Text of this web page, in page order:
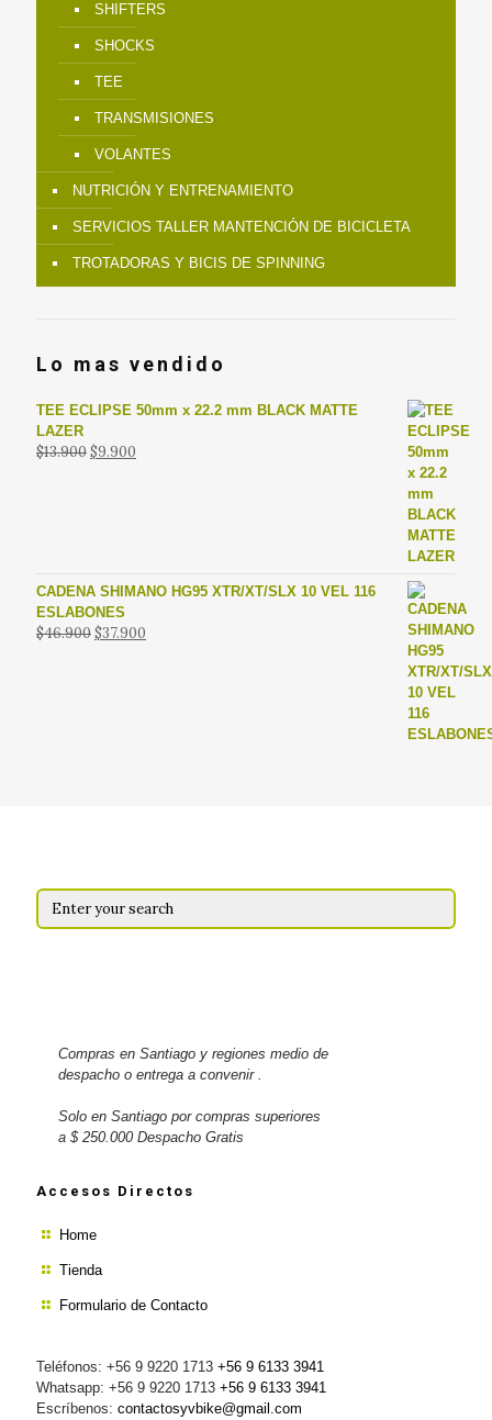
SHIFTERS
SHOCKS
TEE
TRANSMISIONES
VOLANTES
NUTRICIÓN Y ENTRENAMIENTO
SERVICIOS TALLER MANTENCIÓN DE BICICLETA
TROTADORAS Y BICIS DE SPINNING
Lo mas vendido
TEE ECLIPSE 50mm x 22.2 mm BLACK MATTE
LAZER
$13.900El
$9.900
CADENA SHIMANO HG95 XTR/XT/SLX 10 VEL 116
ESLABONES
$46.900El
$37.900
Compras en Santiago y regiones medio de
despacho o entrega a convenir .
Solo en Santiago por compras superiores
a $ 250.000 Despacho Gratis
Accesos Directos
Home
Tienda
Formulario de Contacto
Teléfonos: +56 9 9220 1713 +56 9 6133 3941
Whatsapp: +56 9 9220 1713 +56 9 6133 3941
Escríbenos: contactosyvbike@gmail.com